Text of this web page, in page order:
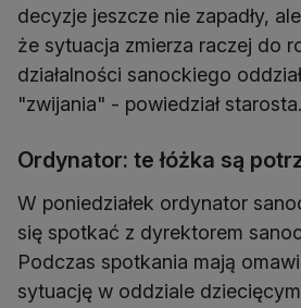
decyzje jeszcze nie zapadły,
że sytuacja zmierza raczej do
działalności sanockiego
"zwijania" - powiedział starosta.
Ordynator: te łóżka są
W poniedziałek ordynator
się spotkać z dyrektorem
Podczas spotkania mają
sytuację w oddziale